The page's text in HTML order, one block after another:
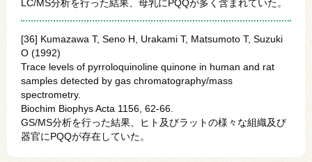
LC/MS分析を行った結果、母乳にPQQが多く含まれていた。
[36] Kumazawa T, Seno H, Urakami T, Matsumoto T, Suzuki
O (1992)
Trace levels of pyrroloquinoline quinone in human and rat
samples detected by gas chromatography/mass
spectrometry.
Biochim Biophys Acta 1156, 62-66.
GS/MS分析を行った結果、ヒト及びラットの様々な組織及び
器官にPQQが存在していた。